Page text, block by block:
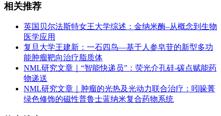
相关推荐
英国贝尔法斯特女王大学综述：金纳米酶–从概念到生物
医学应用
复旦大学王建新：一石四鸟—基于人参皂苷的新型多功
能肿瘤靶向治疗脂质体
NML研究文章｜“智能快递员”：荧光介孔硅-碳点赋能药
物递送
NML研究文章｜肿瘤的光热及光动力联合治疗：吲哚菁
绿色修饰的磁性普鲁士蓝纳米复合药物系统